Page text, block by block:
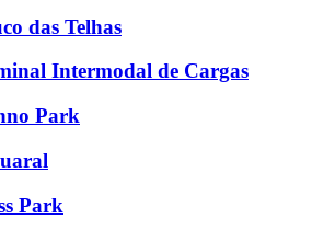
das Telhas
Intermodal de Cargas
Park
Park